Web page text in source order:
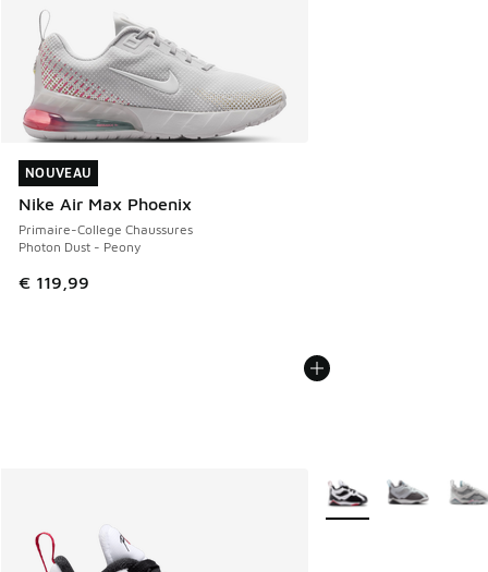
NOUVEAU
Nike Air Max Phoenix
Primaire-College Chaussures
Photon Dust - Peony
€ 119,99
NOUVEAU
Plus de couleurs